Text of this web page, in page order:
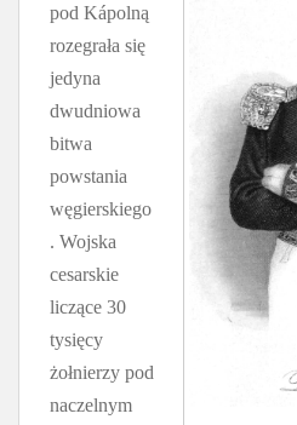
pod Kápolną
rozegrała się
jedyna
dwudniowa
bitwa
powstania
węgierskiego
. Wojska
cesarskie
liczące 30
tysięcy
żołnierzy pod
naczelnym